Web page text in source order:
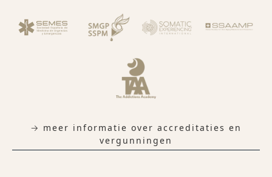
→ meer informatie over accreditaties en
vergunningen